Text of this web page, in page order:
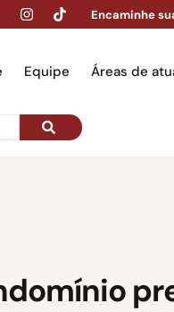
Encaminhe
Equipe Áreas de